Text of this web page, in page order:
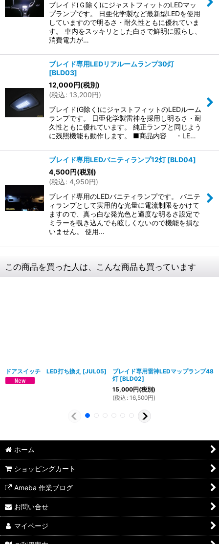
ブレイド(Ｇ除く)にジャストフィットのLEDマッ
プランプです。 日亜化学製など最新型LEDを使用
していますので明るさ・耐久性ともに優れていま
す。 車内をスッキリとした白さで鮮明に照らし、
消費電力が…
ブレイド専用LEDリアルームランプ30灯
[BLD03]
12,000円(税別)
(税込: 13,200円)
ブレイド(G除く)にジャストフィットのLEDルーム
ランプです。 日亜化学製雷神を採用し明るさ・耐
久性ともに優れています。 純正ランプと同じよう
に残照機能も動作します。 ■商品内容 ・LE…
ブレイド専用LEDバニティランプ12灯 [BLD04]
4,500円(税別)
(税込: 4,950円)
ブレイド専用のLEDバニティランプです。 バニテ
ィランプとして実用的な光量に電流制限をかけて
ますので、真っ白な発光色と適度な明るさ設定で
ミラーを覗き込んでも眩しくないので機能を損な
いません。 使用…
この商品を買った人は、こんな商品も買っています
ドアスイッチ LED打ち換え [JUL05]
ブレイド専用雷神LEDマップランプ48
灯 [BLD02]
15,000円(税別)
(税込 : 16,500円)
ホーム
ショッピングカート
Ameba 作業ブログ
お問い合せ
マイページ